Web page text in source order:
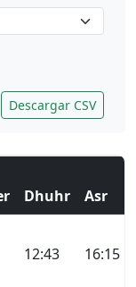
Descargar CSV
Dhuhr Asr
12:43 16:15